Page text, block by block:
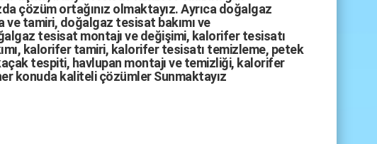
çözüm ortağınız olmaktayız. Ayrıca doğalgaz
ve tamiri, doğalgaz tesisat bakımıve
tesisat montajıve değişimi, kalorifer tesisatı
kalorifer tamiri, kalorifer tesisatı temizleme, petek
tespiti, havlupan montajı ve temizliği, kalorifer
konuda kaliteli çözümler Sunmaktayız